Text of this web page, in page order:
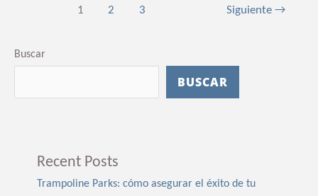
1 2 3 Siguiente→
Buscar
BUSCAR
Recent Posts
Trampoline Parks: cómo asegurar el éxito de tu